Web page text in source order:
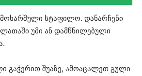
სტაფილო. დანარჩენი
უმი ან დამწნილებული
გაჭერით შუაზე, ამოაცალეთ გული